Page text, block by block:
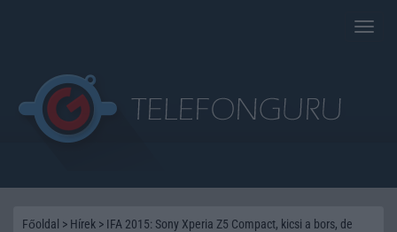
Toggle
Főoldal > Hírek > IFA 2015: Sony Xperia Z5 Compact, kicsi a bors, de